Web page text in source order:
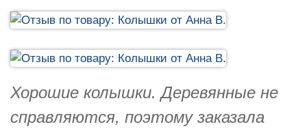
Хорошие колышки. Деревянные не
справляются, поэтому заказала